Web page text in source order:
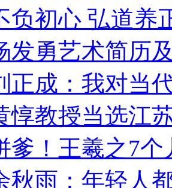
负初心 弘道
发勇艺术简历
正成：我对当
惇教授当选江
爹！王羲之7
秋雨：年轻人